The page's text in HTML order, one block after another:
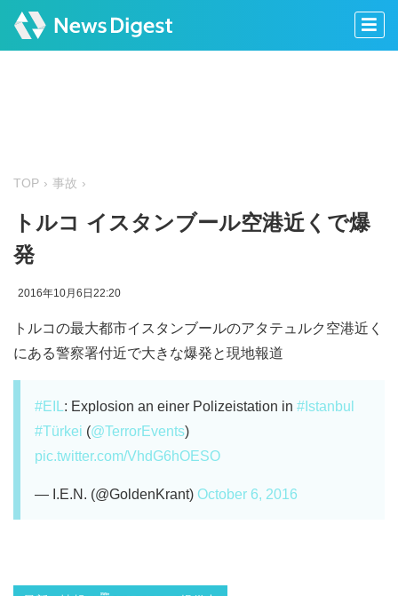
TOP 事故
トルコ イスタンブール空港近くで爆
発
2016年10月6日22:20
トルコの最大都市イスタンブールのアタテュルク空港近く
にある警察署付近で大きな爆発と現地報道
#EIL: Explosion an einer Polizeistation in #Istanbul
#Türkei (@TerrorEvents)
pic.twitter.com/VhdG6hOESO
— I.E.N. (@GoldenKrant) October 6, 2016